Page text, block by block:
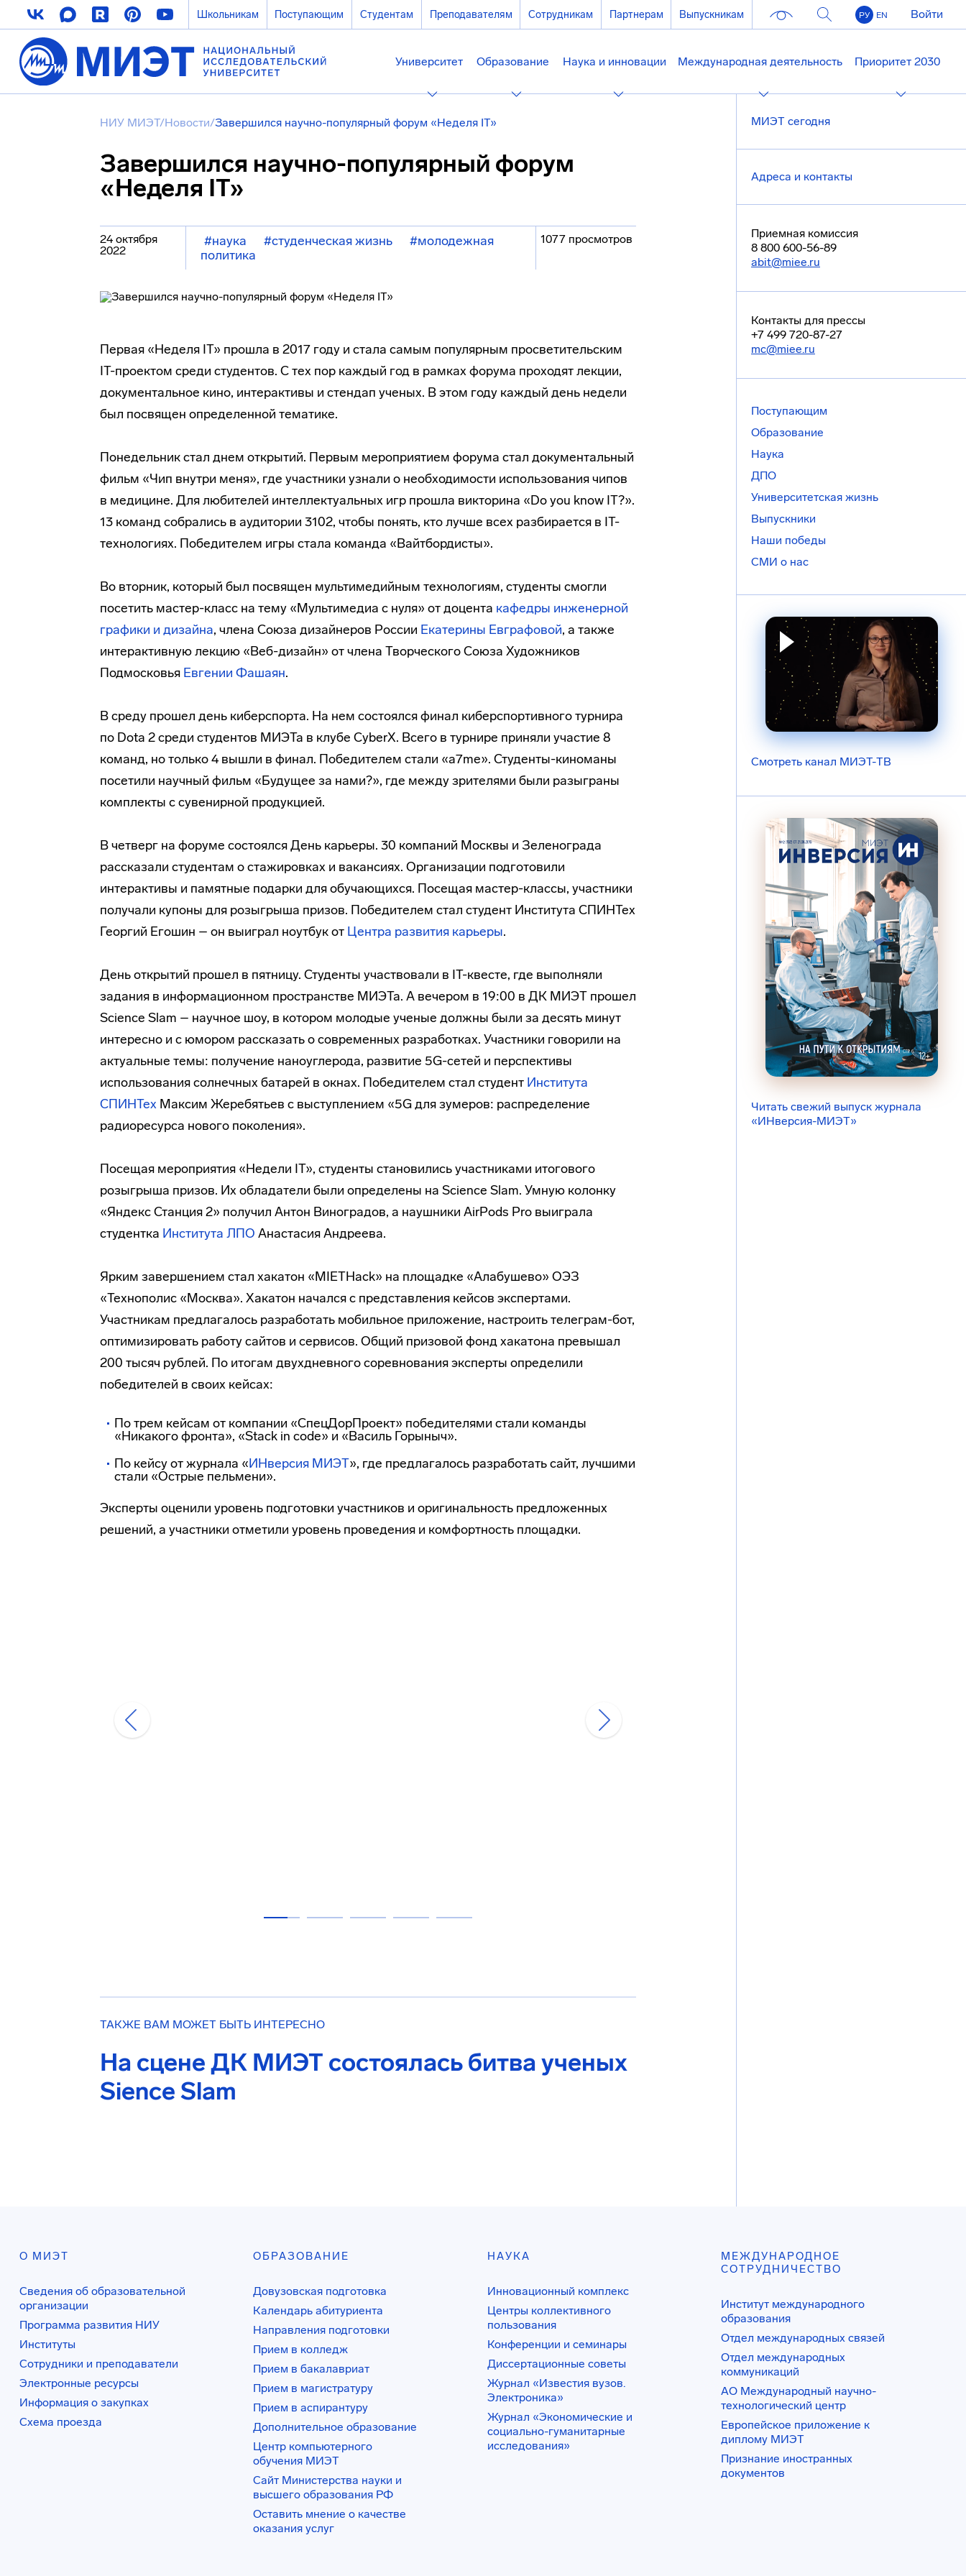
Школьникам Поступающим Студентам Преподавателям Сотрудникам Партнерам Выпускникам РУ EN Войти
Университет Образование Наука и инновации Международная деятельность Приоритет 2030
НИУ МИЭТ/Новости/Завершился научно-популярный форум «Неделя IT»
Завершился научно-популярный форум
«Неделя IT»
24 октября
2022
#наука #студенческая жизнь
#молодежная
политика
1077 просмотров
Первая «Неделя IT» прошла в 2017 году и стала самым популярным просветительским
IT-проектом среди студентов. С тех пор каждый год в рамках форума проходят лекции,
документальное кино, интерактивы и стендап ученых. В этом году каждый день недели
был посвящен определенной тематике.
Понедельник стал днем открытий. Первым мероприятием форума стал документальный
фильм «Чип внутри меня», где участники узнали о необходимости использования чипов
в медицине. Для любителей интеллектуальных игр прошла викторина «Do you know IT?».
13 команд собрались в аудитории 3102, чтобы понять, кто лучше всех разбирается в IT-
технологиях. Победителем игры стала команда «Вайтбордисты».
Во вторник, который был посвящен мультимедийным технологиям, студенты смогли
посетить мастер-класс на тему «Мультимедиа с нуля» от доцента кафедры инженерной
графики и дизайна, члена Союза дизайнеров России Екатерины Евграфовой, а также
интерактивную лекцию «Веб-дизайн» от члена Творческого Союза Художников
Подмосковья Евгении Фашаян.
В среду прошел день киберспорта. На нем состоялся финал киберспортивного турнира
по Dota 2 среди студентов МИЭТа в клубе CyberX. Всего в турнире приняли участие 8
команд, но только 4 вышли в финал. Победителем стали «a7me». Студенты-киноманы
посетили научный фильм «Будущее за нами?», где между зрителями были разыграны
комплекты с сувенирной продукцией.
В четверг на форуме состоялся День карьеры. 30 компаний Москвы и Зеленограда
рассказали студентам о стажировках и вакансиях. Организации подготовили
интерактивы и памятные подарки для обучающихся. Посещая мастер-классы, участники
получали купоны для розыгрыша призов. Победителем стал студент Института СПИНТех
Георгий Егошин – он выиграл ноутбук от Центра развития карьеры.
День открытий прошел в пятницу. Студенты участвовали в IT-квесте, где выполняли
задания в информационном пространстве МИЭТа. А вечером в 19:00 в ДК МИЭТ прошел
Science Slam – научное шоу, в котором молодые ученые должны были за десять минут
интересно и с юмором рассказать о современных разработках. Участники говорили на
актуальные темы: получение наноуглерода, развитие 5G-сетей и перспективы
использования солнечных батарей в окнах. Победителем стал студент Института
СПИНТех Максим Жеребятьев с выступлением «5G для зумеров: распределение
радиоресурса нового поколения».
Посещая мероприятия «Недели IT», студенты становились участниками итогового
розыгрыша призов. Их обладатели были определены на Science Slam. Умную колонку
«Яндекс Станция 2» получил Антон Виноградов, а наушники AirPods Pro выиграла
студентка Института ЛПО Анастасия Андреева.
Ярким завершением стал хакатон «MIETHack» на площадке «Алабушево» ОЭЗ
«Технополис «Москва». Хакатон начался с представления кейсов экспертами.
Участникам предлагалось разработать мобильное приложение, настроить телеграм-бот,
оптимизировать работу сайтов и сервисов. Общий призовой фонд хакатона превышал
200 тысяч рублей. По итогам двухдневного соревнования эксперты определили
победителей в своих кейсах:
По трем кейсам от компании «СпецДорПроект» победителями стали команды
«Никакого фронта», «Stack in code» и «Василь Горыныч».
По кейсу от журнала «ИНверсия МИЭТ», где предлагалось разработать сайт, лучшими
стали «Острые пельмени».
Эксперты оценили уровень подготовки участников и оригинальность предложенных
решений, а участники отметили уровень проведения и комфортность площадки.
ТАКЖЕ ВАМ МОЖЕТ БЫТЬ ИНТЕРЕСНО
На сцене ДК МИЭТ состоялась битва ученых
Sience Slam
МИЭТ сегодня
Адреса и контакты
Приемная комиссия
8 800 600-56-89
abit@miee.ru
Контакты для прессы
+7 499 720-87-27
mc@miee.ru
Поступающим
Образование
Наука
ДПО
Университетская жизнь
Выпускники
Наши победы
СМИ о нас
Смотреть канал МИЭТ-ТВ
Читать свежий выпуск журнала
«ИНверсия-МИЭТ»
О МИЭТ
Сведения об образовательной
организации
Программа развития НИУ
Институты
Сотрудники и преподаватели
Электронные ресурсы
Информация о закупках
Схема проезда
ОБРАЗОВАНИЕ
Довузовская подготовка
Календарь абитуриента
Направления подготовки
Прием в колледж
Прием в бакалавриат
Прием в магистратуру
Прием в аспирантуру
Дополнительное образование
Центр компьютерного
обучения МИЭТ
Сайт Министерства науки и
высшего образования РФ
Оставить мнение о качестве
оказания услуг
НАУКА
Инновационный комплекс
Центры коллективного
пользования
Конференции и семинары
Диссертационные советы
Журнал «Известия вузов.
Электроника»
Журнал «Экономические и
социально-гуманитарные
исследования»
МЕЖДУНАРОДНОЕ
СОТРУДНИЧЕСТВО
Институт международного
образования
Отдел международных связей
Отдел международных
коммуникаций
АО Международный научно-
технологический центр
Европейское приложение к
диплому МИЭТ
Признание иностранных
документов